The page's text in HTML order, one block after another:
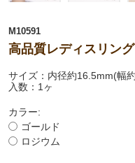
M10591
高品質レディスリン
サイズ：内径約16.5mm(幅
入数：1ヶ
カラー:
ゴールド
ロジウム